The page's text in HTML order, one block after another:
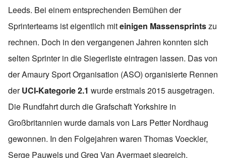
Leeds. Bei einem entsprechenden Bemühen der
Sprinterteams ist eigentlich miteinigen Massensprintszu
rechnen. Doch in den vergangenen Jahren konnten sich
selten Sprinter in die Siegerliste eintragen lassen. Das von
der Amaury Sport Organisation (ASO) organisierte Rennen
derUCI-Kategorie 2.1 wurde erstmals 2015 ausgetragen.
Die Rundfahrt durch die Grafschaft Yorkshire in
Großbritannien wurde damals von Lars Petter Nordhaug
gewonnen. In den Folgejahren waren Thomas Voeckler,
Serge Pauwels und Greg Van Avermaet siegreich.